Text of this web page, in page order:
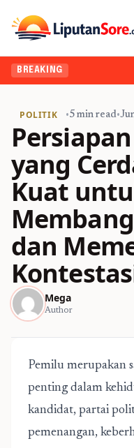
BREAKING
POLITIK •5 min read•
yang
Kuat
dan
Mega
Author
Pemilu merupakan
penting dalam
kandidat, partai
pemenangan,